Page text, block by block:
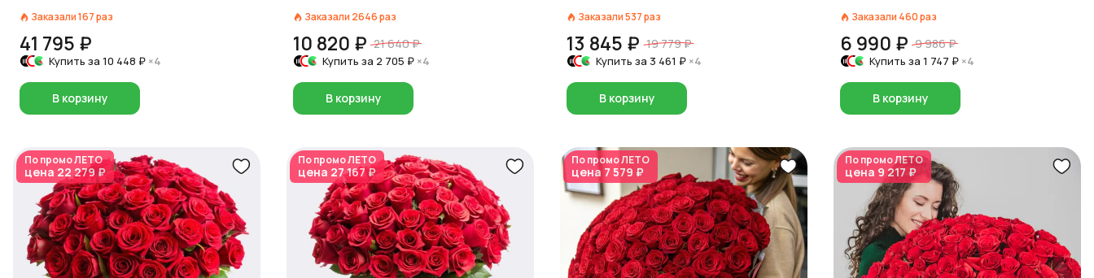
Заказали167раз
41 795 ₽
Купить за 10 448 ₽ ×4
В корзину
Заказали 2646раз
10 820 ₽ 21 640 ₽
Купить за 2 705 ₽ ×4
В корзину
Заказали537раз
13 845 ₽ 19 779 ₽
Купить за 3 461 ₽ ×4
В корзину
Заказали 460раз
6 990 ₽ 9 986 ₽
Купить за 1 747 ₽ ×4
В корзину
По промоЛЕТО
цена 22 279 ₽
По промоЛЕТО
цена 27 167 ₽
По промоЛЕТО
цена 7 579 ₽
По промоЛЕТО
цена 9 217 ₽